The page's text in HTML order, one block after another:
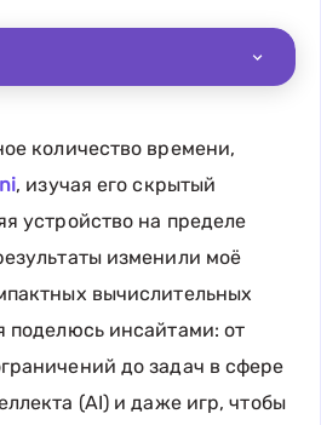
количество времени,
, изучая его скрытый
устройство на пределе
изменили моё
вычислительных
поделюсь инсайтами: от
до задач в сфере
(AI) и даже игр, чтобы